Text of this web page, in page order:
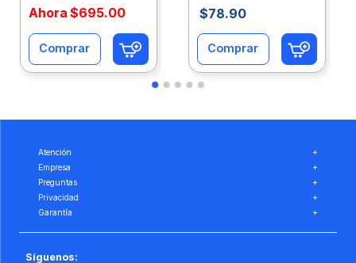
Ahora $695.00
Comprar
$78.90
Comprar
Atención
+
Empresa
+
Preguntas
+
Privacidad
+
Garantía
+
Síguenos: